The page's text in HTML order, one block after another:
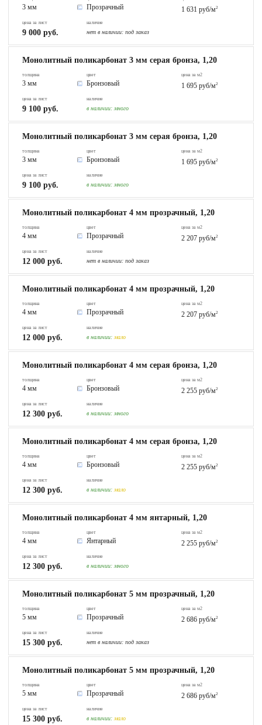
3 мм Прозрачный 1 631 руб/м2
цена за лист
9 000 руб.
наличие
нет в наличии: под заказ
Монолитный поликарбонат 3 мм серая бронза, 1,20
толщина
3 мм
цвет
Бронзовый
цена за м2
1 695 руб/м2
цена за лист
9 100 руб.
наличие
в наличии: много
Монолитный поликарбонат 3 мм серая бронза, 1,20
толщина
3 мм
цвет
Бронзовый
цена за м2
1 695 руб/м2
цена за лист
9 100 руб.
наличие
в наличии: много
Монолитный поликарбонат 4 мм прозрачный, 1,20
толщина
4 мм
цвет
Прозрачный
цена за м2
2 207 руб/м2
цена за лист
12 000 руб.
наличие
нет в наличии: под заказ
Монолитный поликарбонат 4 мм прозрачный, 1,20
толщина
4 мм
цвет
Прозрачный
цена за м2
2 207 руб/м2
цена за лист
12 000 руб.
наличие
в наличии: мало
Монолитный поликарбонат 4 мм серая бронза, 1,20
толщина
4 мм
цвет
Бронзовый
цена за м2
2 255 руб/м2
цена за лист
12 300 руб.
наличие
в наличии: много
Монолитный поликарбонат 4 мм серая бронза, 1,20
толщина
4 мм
цвет
Бронзовый
цена за м2
2 255 руб/м2
цена за лист
12 300 руб.
наличие
в наличии: мало
Монолитный поликарбонат 4 мм янтарный, 1,20
толщина
4 мм
цвет
Янтарный
цена за м2
2 255 руб/м2
цена за лист
12 300 руб.
наличие
в наличии: много
Монолитный поликарбонат 5 мм прозрачный, 1,20
толщина
5 мм
цвет
Прозрачный
цена за м2
2 686 руб/м2
цена за лист
15 300 руб.
наличие
нет в наличии: под заказ
Монолитный поликарбонат 5 мм прозрачный, 1,20
толщина
5 мм
цвет
Прозрачный
цена за м2
2 686 руб/м2
цена за лист
15 300 руб.
наличие
в наличии: мало